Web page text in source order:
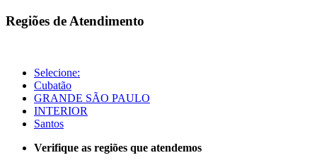
Regiões de Atendimento
Selecione:
Cubatão
GRANDE SÃO PAULO
INTERIOR
Santos
Verifique as regiões que atendemos